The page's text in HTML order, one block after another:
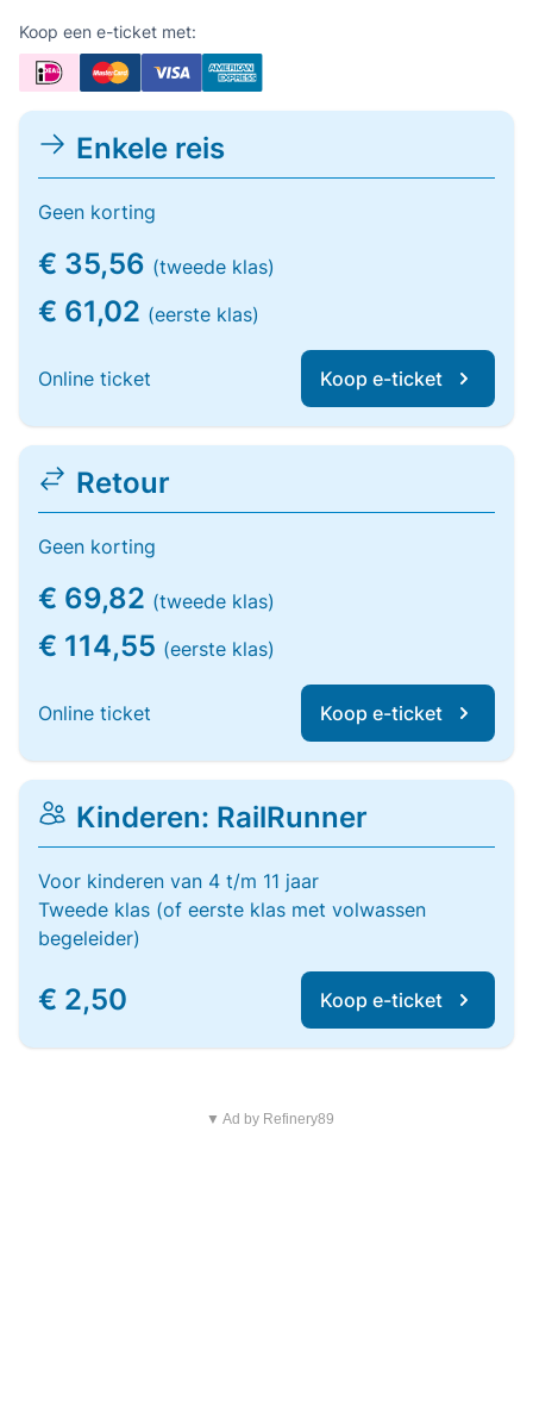
Koop een e-ticket met:
Enkele reis
Geen korting
€ 35,56 (tweede klas)
€ 61,02 (eerste klas)
Online ticket Koop e-ticket
Retour
Geen korting
€ 69,82 (tweede klas)
€ 114,55 (eerste klas)
Online ticket Koop e-ticket
Kinderen: RailRunner
Voor kinderen van 4 t/m 11 jaar
Tweede klas (of eerste klas met volwassen
begeleider)
€ 2,50 Koop e-ticket
▼ Ad by Refinery89